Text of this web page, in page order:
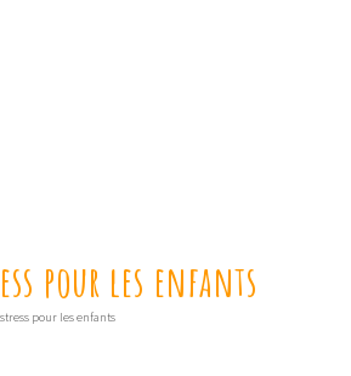
pour les enfants
pour les enfants